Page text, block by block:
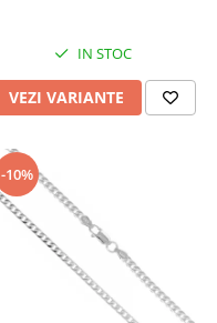
IN STOC
VEZI VARIANTE
-10%